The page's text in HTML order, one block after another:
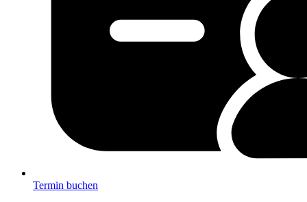
Termin buchen